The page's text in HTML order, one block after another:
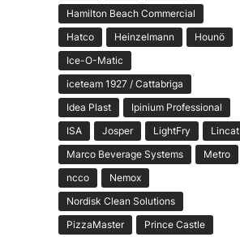
Hamilton Beach Commercial
Hatco
Heinzelmann
Hounö
Ice-O-Matic
iceteam 1927 / Cattabriga
Idea Plast
Ipinium Professional
ISA
Josper LightFry
Lincat
Marco Beverage Systems
Metro
ncco
Nemox
Nordisk Clean Solutions
PizzaMaster
Prince Castle